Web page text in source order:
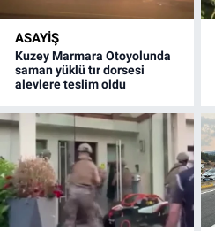
ASAYİŞ
Kuzey Marmara Otoyolunda
saman yüklü tır dorsesi
alevlere teslim oldu